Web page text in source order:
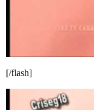
[/flash]